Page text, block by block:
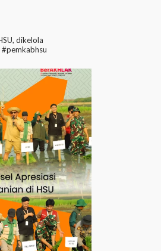
dikelola
#pemkabhsu